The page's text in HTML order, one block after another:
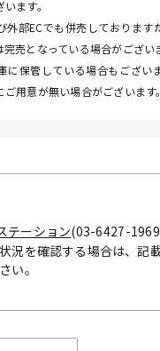
ます。
部ECでも併売しております
売となっている場合がござい
に保管している場合もござい
用意が無い場合がございます。
テーション(03-6427-
況を確認する場合は、記
い。